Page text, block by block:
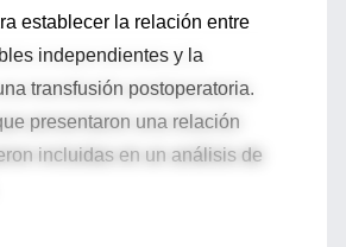
establecer la relación entre
independientes y la
transfusión postoperatoria.
presentaron una relación
incluidas en un análisis de